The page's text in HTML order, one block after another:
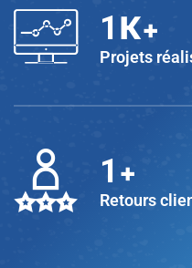
1 K+
Projets
1 +
Retours